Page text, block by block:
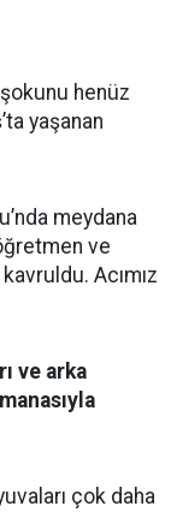
henüz
yaşanan
meydana
ve
Acımız
ve arka
çok daha